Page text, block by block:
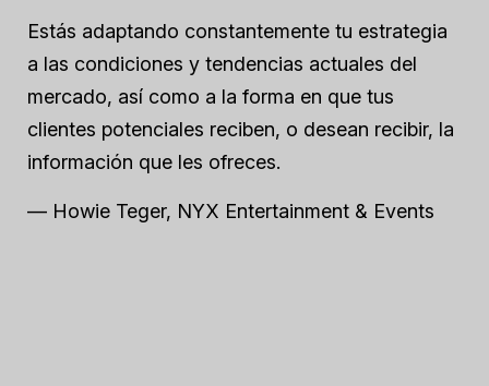
Estás adaptando constantemente tu estrategia
a las condiciones y tendencias actuales del
mercado, así como a la forma en que tus
clientes potenciales reciben, o desean recibir, la
información que les ofreces.
— Howie Teger, NYX Entertainment & Events